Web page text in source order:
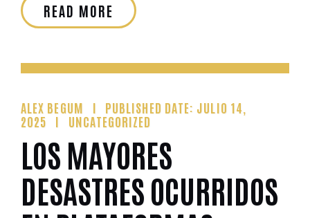
READ MORE
ALEX BEGUM
PUBLISHED DATE: JULIO 14,
2025
UNCATEGORIZED
LOS MAYORES
DESASTRES OCURRIDOS